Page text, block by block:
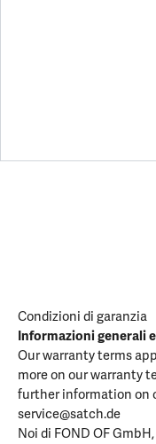
Condizioni di garanzia
Informazioni generali
Our warranty terms
more on our warranty
further information on
service@satch.de
Noi di FOND OF